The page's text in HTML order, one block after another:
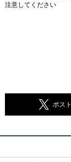
ポスト